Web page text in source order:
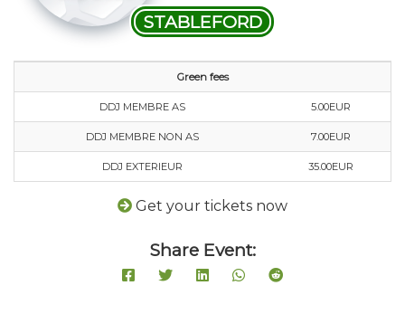
STABLEFORD
Green fees
DDJ MEMBRE AS 5.00EUR
DDJ MEMBRE NON AS 7.00EUR
DDJ EXTERIEUR 35.00EUR
Get your tickets now
Share Event: